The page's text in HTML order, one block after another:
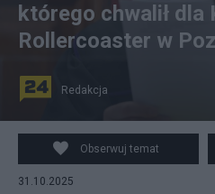
którego chwalił dla
Rollercoaster w
Redakcja
Obserwuj temat
31.10.2025